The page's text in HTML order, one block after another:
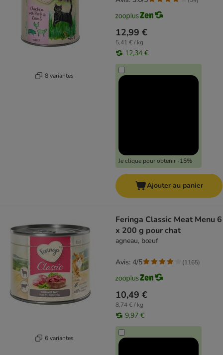
8 variantes
12,99 €
5,41 € / kg
12,34 €
Je clique pour obtenir -15%
Ajouter au panier
6 variantes
Feringa Classic Meat Menu 6
x 200 g pour chat
agneau, bœuf
10,49 €
8,74 € / kg
9,97 €
Avis: 4/5 (1165)